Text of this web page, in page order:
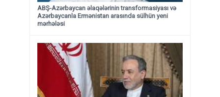
ABŞ-Azərbaycan əlaqələrinin transformasiyası və
Azərbaycanla Ermənistan arasında sülhün yeni
mərhələsi